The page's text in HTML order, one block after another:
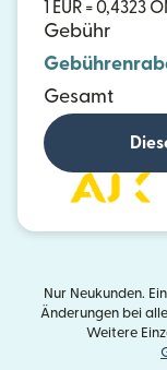
1 EUR = 0,4323
Gebühr
Gesamt
Nur Neukunden.
Änderungen bei
Weitere